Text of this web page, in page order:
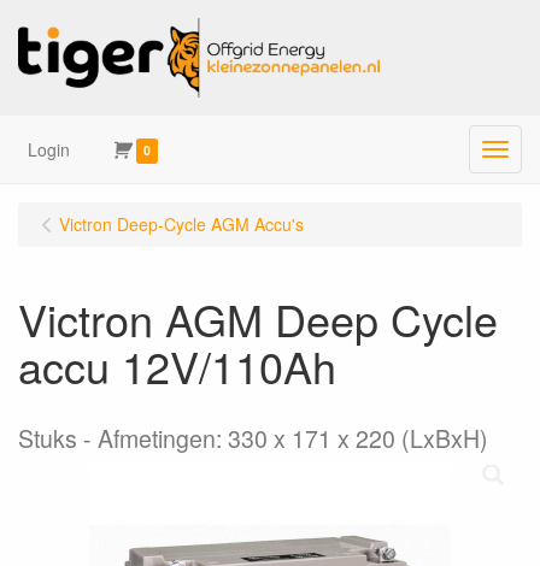
Login 0 Menu
Victron Deep-Cycle AGM Accu's
Victron AGM Deep Cycle
accu 12V/110Ah
Stuks Afmetingen: 330 x 171 x 220 (LxBxH)